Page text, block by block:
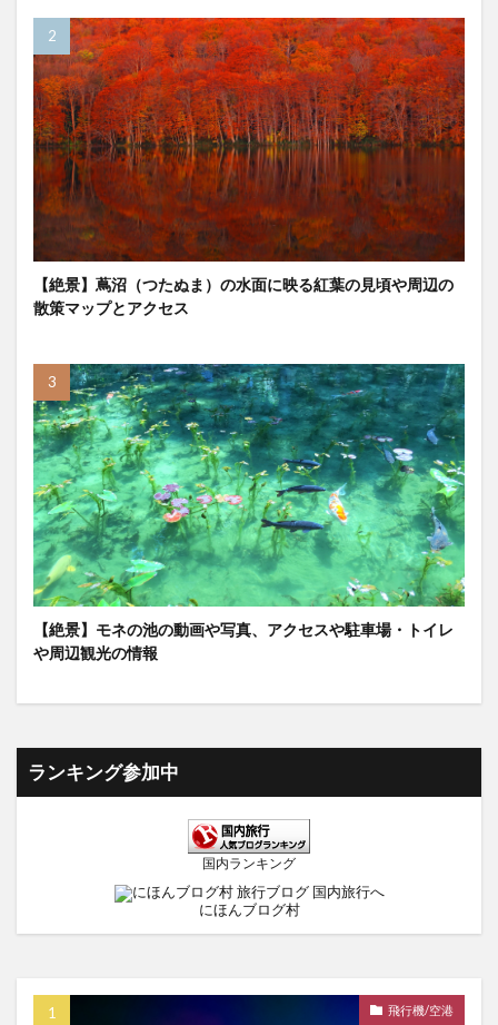
【絶景】蔦沼（つたぬま）の水面に映る紅葉の見頃や周辺の
散策マップとアクセス
【絶景】モネの池の動画や写真、アクセスや駐車場・トイレ
や周辺観光の情報
ランキング参加中
国内ランキング
にほんブログ村
飛行機/空港